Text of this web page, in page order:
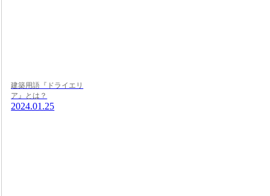
建築用語『ドライエリ
ア』とは？
2024.01.25